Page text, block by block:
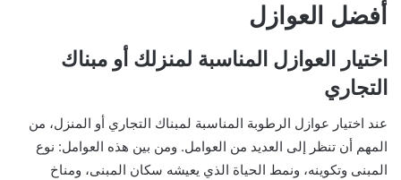
أفضل العوازل
اختيار العوازل المناسبة لمنزلك أو مبناك
التجاري
عند اختيار عوازل الرطوبة المناسبة لمبناك التجاري أو المنزل، من
المهم أن تنظر إلى العديد من العوامل. ومن بين هذه العوامل: نوع
المبنى وتكوينه، ونمط الحياة الذي يعيشه سكان المبنى، ومناخ